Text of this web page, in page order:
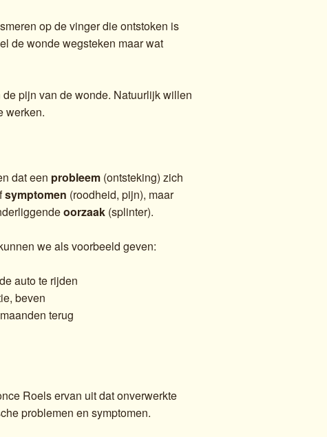
op de vinger die ontstoken is
de wonde wegsteken maar wat
pijn van de wonde. Natuurlijk willen
werken.
dat een probleem (ontsteking) zich
symptomen (roodheid, pijn), maar
oorzaak (splinter).
we als voorbeeld geven:
auto te rijden
beven
terug
Roels ervan uit dat onverwerkte
problemen en symptomen.